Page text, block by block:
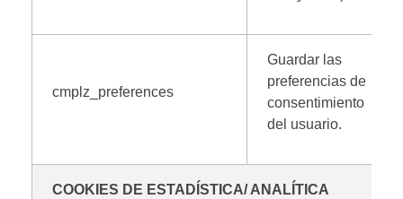
cmplz_preferences
Guardar las
preferencias de
consentimiento
del usuario.
COOKIES DE ESTADÍSTICA/ ANALÍTICA